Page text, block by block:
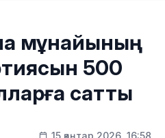
мұнайының
500
сатты
15 қаңтар 2026, 16:58